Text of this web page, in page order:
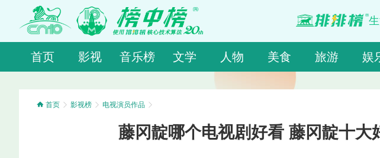
首页 影视 音乐榜 文学 人物 美食 旅游 娱
首页 影视榜 电视演员作品
藤冈靛哪个电视剧好看 藤冈靛十大